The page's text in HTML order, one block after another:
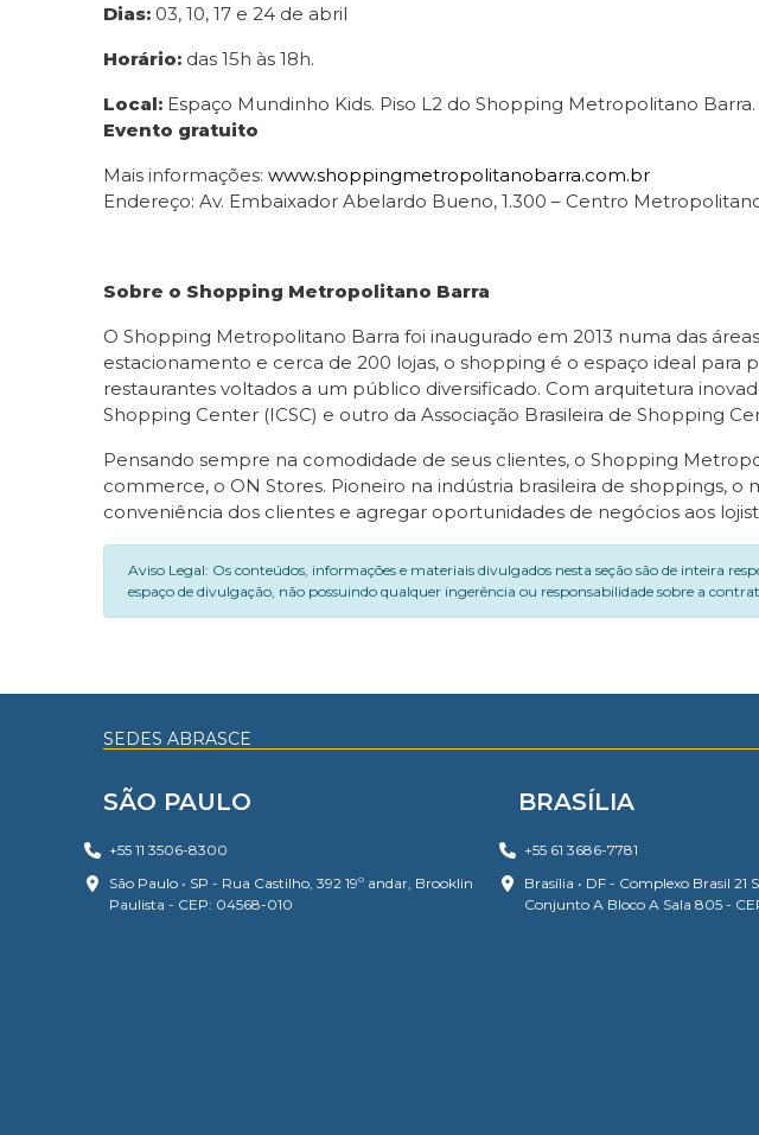
Dias: 03, 10, 17 e 24 de abril
Horário: das 15h às 18h.
Local: Espaço Mundinho Kids. Piso L2 do Shopping Metropolitano Barra.
Evento gratuito
Mais informações: www.shoppingmetropolitanobarra.com.br
Endereço: Av. Embaixador Abelardo Bueno, 1.300 – Centro
Sobre o Shopping Metropolitano Barra
O Shopping Metropolitano Barra foi inaugurado em 2013 numa das
estacionamento e cerca de 200 lojas, o shopping é o espaço ideal para
restaurantes voltados a um público diversificado. Com arquitetura
Shopping Center (ICSC) e outro da Associação Brasileira de Shopping
Pensando sempre na comodidade de seus clientes, o Shopping
commerce, o ON Stores. Pioneiro na indústria brasileira de shoppings,
conveniência dos clientes e agregar oportunidades de negócios aos
Aviso Legal: Os conteúdos, informações e materiais divulgados nesta seção são de inteira
espaço de divulgação, não possuindo qualquer ingerência ou responsabilidade sobre a
SEDES ABRASCE
SÃO PAULO
+55 11 3506-8300
São Paulo • SP - Rua Castilho, 392 19º andar, Brooklin
Paulista - CEP: 04568-010
BRASÍLIA
+55 61 3686-7781
Brasília • DF - Complexo Brasil 21
Conjunto A Bloco A Sala 805 -